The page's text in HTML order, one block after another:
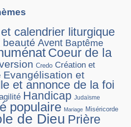
calendrier liturgique
Avent Baptême
Coeur de la
Credo Création et
Evangélisation et
et annonce de la foi
Handicap Judaïsme
populaire Mariage Miséricorde
de Dieu Prière